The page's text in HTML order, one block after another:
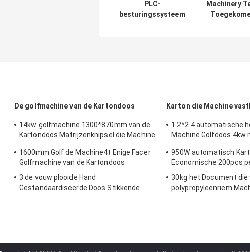
PLC-
besturingssysteem
Machinery
De golfmachine van de Kartondoos
14kw golfmachine 1300*870mm van de
Kartondoos Matrijzenknipsel die Machine
1600mm Golf de Machine4t Enige Facer
Golfmachine van de Kartondoos
3 de vouw plooide Hand
Gestandaardiseerde Doos Stikkende
Karton die Machine
1.2*2.4 automatische
Machine Golfdoos 4kw
950W automatisch
Economische 200pcs
30kg het Document die
polypropyleenriem